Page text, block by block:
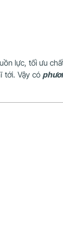
lực, tối ưu
tới. Vậy có